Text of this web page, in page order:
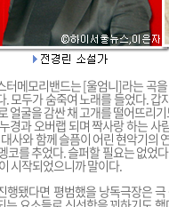
터메모리밴드는 [울엄니]라는 곡
. 모두가 숨죽여 노래를 들었다.
얼굴을 감싼 채 고개를 떨어뜨리
경과 오버랩 되며 짝사랑 하는 사
사와 함께 슬픔이 어린 현악기의
코를 추었다. 슬퍼할 필요는 없었
시작되었으니까 말이다.
행됐다면 평범했을 낭독극장은 극